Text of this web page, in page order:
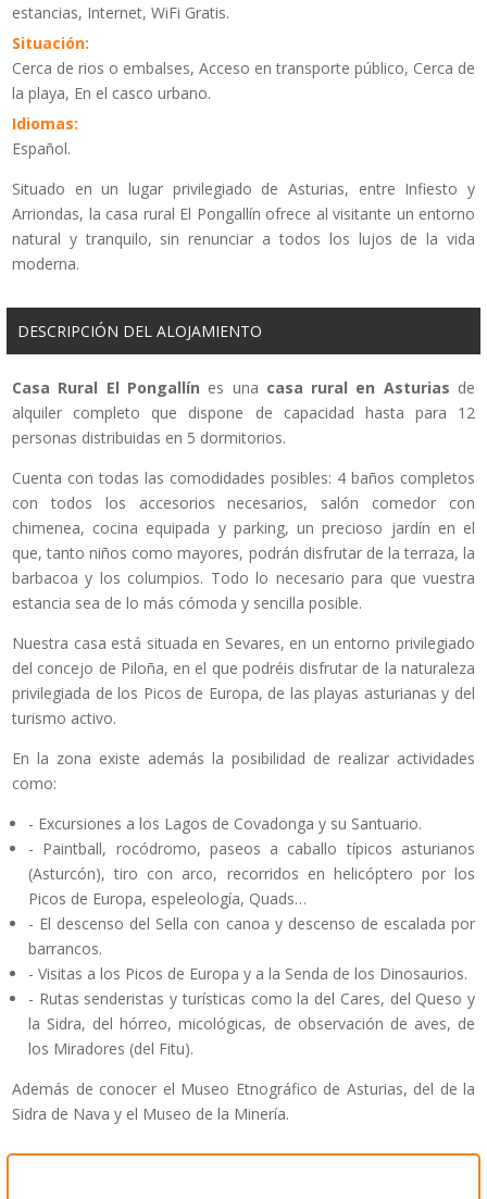
estancias, Internet, WiFi Gratis.
Situación:
Cerca de rios o embalses, Acceso en transporte público, Cerca de
la playa, En el casco urbano.
Idiomas:
Español.
Situado en un lugar privilegiado de Asturias, entre Infiesto y
Arriondas, la casa rural El Pongallín ofrece al visitante un entorno
natural y tranquilo, sin renunciar a todos los lujos de la vida
moderna.
DESCRIPCIÓN DEL ALOJAMIENTO
Casa Rural El Pongallín es una casa rural en Asturias de
alquiler completo que dispone de capacidad hasta para 12
personas distribuidas en 5 dormitorios.
Cuenta con todas las comodidades posibles: 4 baños completos
con todos los accesorios necesarios, salón comedor con
chimenea, cocina equipada y parking, un precioso jardín en el
que, tanto niños como mayores, podrán disfrutar de la terraza, la
barbacoa y los columpios. Todo lo necesario para que vuestra
estancia sea de lo más cómoda y sencilla posible.
Nuestra casa está situada en Sevares, en un entorno privilegiado
del concejo de Piloña, en el que podréis disfrutar de la naturaleza
privilegiada de los Picos de Europa, de las playas asturianas y del
turismo activo.
En la zona existe además la posibilidad de realizar actividades
como:
- Excursiones a los Lagos de Covadonga y su Santuario.
- Paintball, rocódromo, paseos a caballo típicos asturianos
(Asturcón), tiro con arco, recorridos en helicóptero por los
Picos de Europa, espeleología, Quads…
- El descenso del Sella con canoa y descenso de escalada por
barrancos.
- Visitas a los Picos de Europa y a la Senda de los Dinosaurios.
- Rutas senderistas y turísticas como la del Cares, del Queso y
la Sidra, del hórreo, micológicas, de observación de aves, de
los Miradores (del Fitu).
Además de conocer el Museo Etnográfico de Asturias, del de la
Sidra de Nava y el Museo de la Minería.